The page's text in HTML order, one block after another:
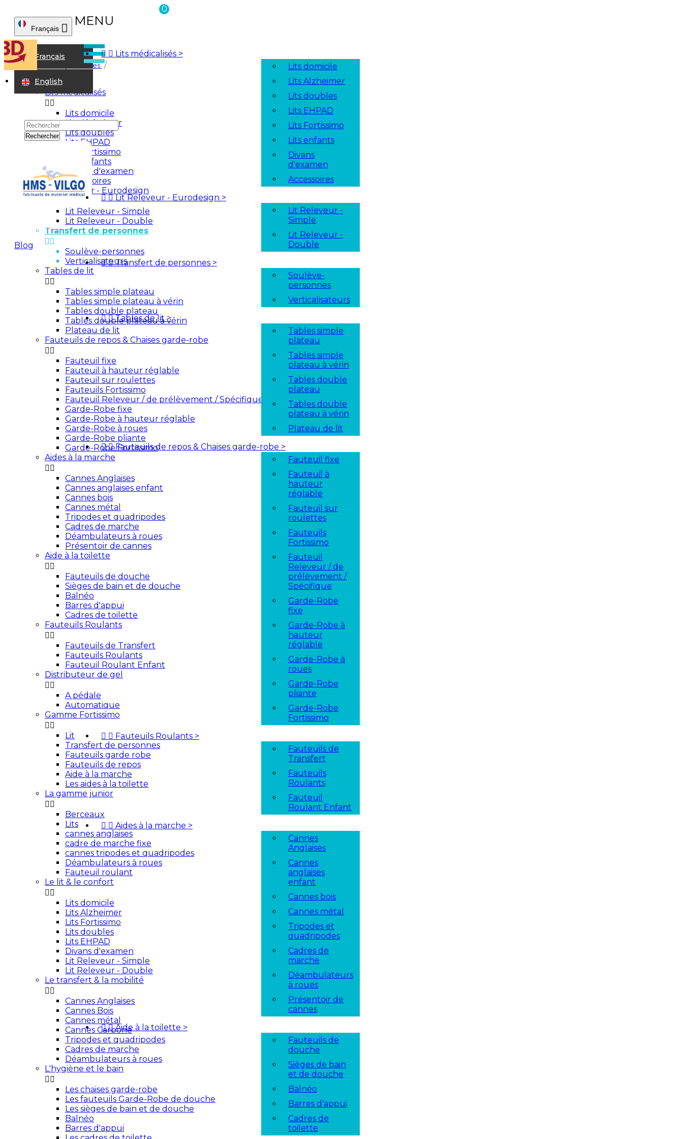
MENU
  Lits médicalisés >
Lits domicile
Lits Alzheimer
Lits doubles
Lits EHPAD
Lits Fortissimo
Lits enfants
Divans
d'examen
Accessoires
  Lit Releveur - Eurodesign >
Lit Releveur -
Simple
Lit Releveur -
Double
  Transfert de personnes >
Soulève-
personnes
Verticalisateurs
  Tables de lit >
Tables simple
plateau
Tables simple
plateau à vérin
Tables double
plateau
Tables double
plateau à vérin
Plateau de lit
  Fauteuils de repos & Chaises garde-robe >
Fauteuil fixe
Fauteuil à
hauteur
réglable
Fauteuil sur
roulettes
Fauteuils
Fortissimo
Fauteuil
Releveur / de
prélèvement /
Spécifique
Garde-Robe
fixe
Garde-Robe à
hauteur
réglable
Garde-Robe à
roues
Garde-Robe
pliante
Garde-Robe
Fortissimo
  Fauteuils Roulants >
Fauteuils de
Transfert
Fauteuils
Roulants
Fauteuil
Roulant Enfant
  Aides à la marche >
Cannes
Anglaises
Cannes
anglaises
enfant
Cannes bois
Cannes métal
Tripodes et
quadripodes
Cadres de
marche
Déambulateurs
à roues
Présentoir de
cannes
  Aide à la toilette >
Fauteuils de
douche
Sièges de bain
et de douche
Balnéo
Barres d'appui
Cadres de
toilette
Français 
Français
English
Rechercher
Connexion
Blog
Devis
0
Accueil
Transfert de personnes
Accueil
Lits médicalisés

Lits domicile
Lits Alzheimer
Lits doubles
Lits EHPAD
Lits Fortissimo
Lits enfants
Divans d'examen
Accessoires
Lit Releveur - Eurodesign
Lit Releveur - Simple
Lit Releveur - Double
Transfert de personnes

Soulève-personnes
Verticalisateurs
Tables de lit

Tables simple plateau
Tables simple plateau à vérin
Tables double plateau
Tables double plateau à vérin
Plateau de lit
Fauteuils de repos & Chaises garde-robe

Fauteuil fixe
Fauteuil à hauteur réglable
Fauteuil sur roulettes
Fauteuils Fortissimo
Fauteuil Releveur / de prélèvement / Spécifique
Garde-Robe fixe
Garde-Robe à hauteur réglable
Garde-Robe à roues
Garde-Robe pliante
Garde-Robe Fortissimo
Aides à la marche

Cannes Anglaises
Cannes anglaises enfant
Cannes bois
Cannes métal
Tripodes et quadripodes
Cadres de marche
Déambulateurs à roues
Présentoir de cannes
Aide à la toilette

Fauteuils de douche
Sièges de bain et de douche
Balnéo
Barres d'appui
Cadres de toilette
Fauteuils Roulants

Fauteuils de Transfert
Fauteuils Roulants
Fauteuil Roulant Enfant
Distributeur de gel

A pédale
Automatique
Gamme Fortissimo

Lit
Transfert de personnes
Fauteuils garde robe
Fauteuils de repos
Aide à la marche
Les aides à la toilette
La gamme junior

Berceaux
Lits
cannes anglaises
cadre de marche fixe
cannes tripodes et quadripodes
Déambulateurs à roues
Fauteuil roulant
Le lit & le confort

Lits domicile
Lits Alzheimer
Lits Fortissimo
Lits doubles
Lits EHPAD
Divans d'examen
Lit Releveur - Simple
Lit Releveur - Double
Le transfert & la mobilité

Cannes Anglaises
Cannes Bois
Cannes métal
Cannes Carbone
Tripodes et quadripodes
Cadres de marche
Déambulateurs à roues
L'hygiène et le bain

Les chaises garde-robe
Les fauteuils Garde-Robe de douche
Les sièges de bain et de douche
Balnéo
Barres d'appui